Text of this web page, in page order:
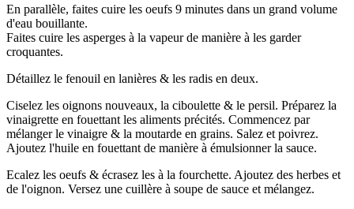
En parallèle, faites cuire les oeufs 9 minutes dans un grand volume
d'eau bouillante.
Faites cuire les asperges à la vapeur de manière à les garder
croquantes.
Détaillez le fenouil en lanières & les radis en deux.
Ciselez les oignons nouveaux, la ciboulette & le persil. Préparez la
vinaigrette en fouettant les aliments précités. Commencez par
mélanger le vinaigre & la moutarde en grains. Salez et poivrez.
Ajoutez l'huile en fouettant de manière à émulsionner la sauce.
Ecalez les oeufs & écrasez les à la fourchette. Ajoutez des herbes et
de l'oignon. Versez une cuillère à soupe de sauce et mélangez.